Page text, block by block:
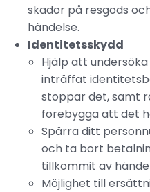
skador på resgods
händelse.
Identitetsskydd
Hjälp att
inträffat
stoppar det, samt
förebygga att det
Spärra ditt
och ta bort
tillkommit av
Möjlighet till